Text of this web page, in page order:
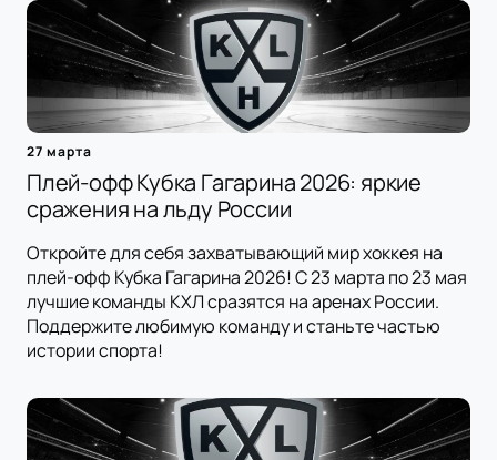
27 марта
Плей-офф Кубка Гагарина 2026: яркие
сражения на льду России
Откройте для себя захватывающий мир хоккея на
плей-офф Кубка Гагарина 2026! С 23 марта по 23 мая
лучшие команды КХЛ сразятся на аренах России.
Поддержите любимую команду и станьте частью
истории спорта!